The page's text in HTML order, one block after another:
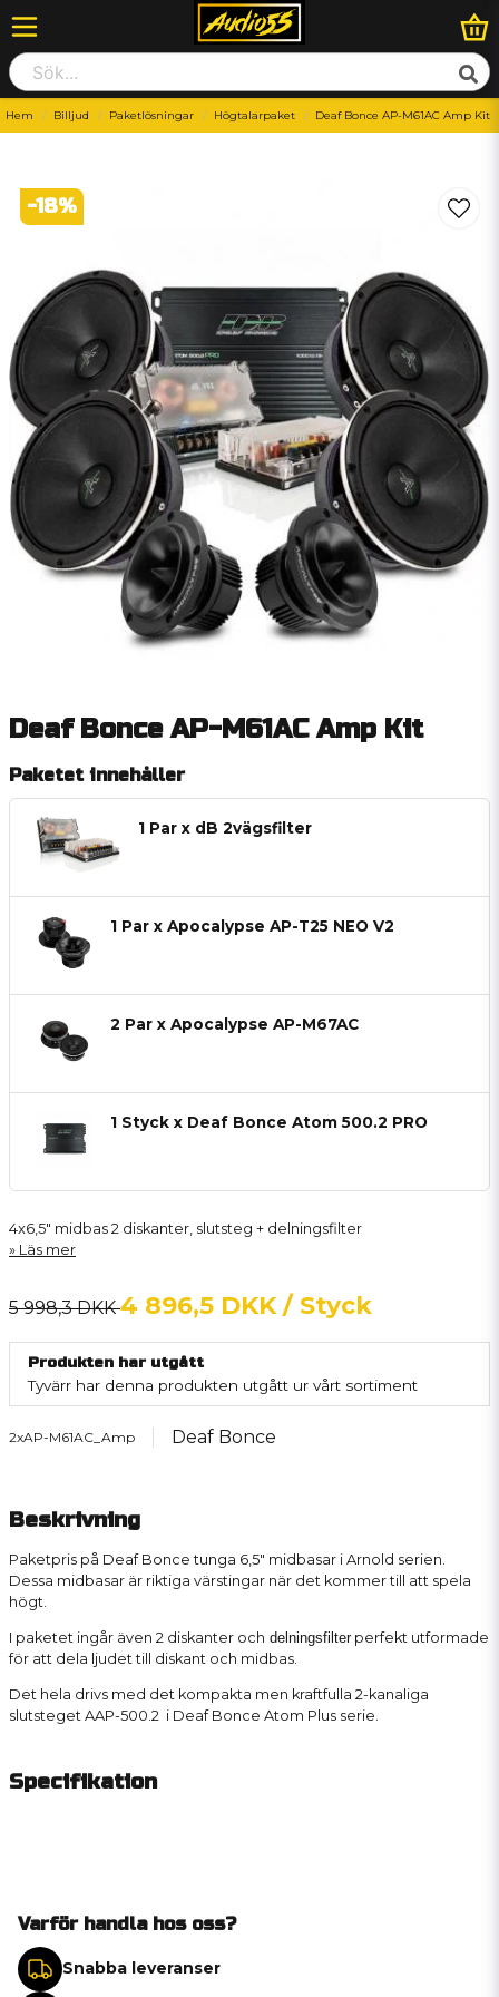
Hem Billjud Paketlösningar Högtalarpaket Deaf Bonce AP-M61AC Amp Kit
-18%
Deaf Bonce AP-M61AC Amp Kit
Paketet innehåller
1 Par x dB 2vägsfilter
1 Par x Apocalypse AP-T25 NEO V2
2 Par x Apocalypse AP-M67AC
1 Styck x Deaf Bonce Atom 500.2 PRO
4x6,5" midbas 2 diskanter, slutsteg + delningsfilter
Läs mer
5 998,3 DKK4 896,5 DKK / Styck
Produkten har utgått
Tyvärr har denna produkten utgått ur vårt sortiment
2xAP-M61AC_Amp Deaf Bonce
Beskrivning
Paketpris på Deaf Bonce tunga 6,5" midbasar i Arnold serien.
Dessa midbasar är riktiga värstingar när det kommer till att spela
högt.
I paketet ingår även 2 diskanter och delningsfilterperfekt utformade
för att dela ljudet till diskant och midbas.
Det hela drivs med det kompakta men kraftfulla 2-kanaliga
slutsteget AAP-500.2 i Deaf Bonce Atom Plus serie.
Specifikation
Varför handla hos oss?
Snabba leveranser